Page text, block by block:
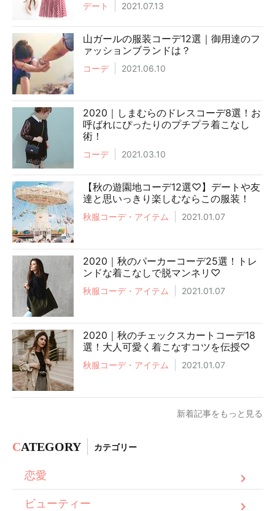
デート 2021.07.13
山ガールの服装コーデ12選｜御用達のフ
ァッションブランドは？
コーデ 2021.06.10
2020｜しまむらのドレスコーデ8選！お
呼ばれにぴったりのプチプラ着こなし
術！
コーデ 2021.03.10
【秋の遊園地コーデ12選♡】デートや友
達と思いっきり楽しむならこの服装！
秋服コーデ・アイテム 2021.01.07
2020｜秋のパーカーコーデ25選！トレ
ンドな着こなしで脱マンネリ♡
秋服コーデ・アイテム 2021.01.07
2020｜秋のチェックスカートコーデ18
選！大人可愛く着こなすコツを伝授♡
秋服コーデ・アイテム 2021.01.07
新着記事をもっと見る
CATEGORY カテゴリー
恋愛
ビューティー